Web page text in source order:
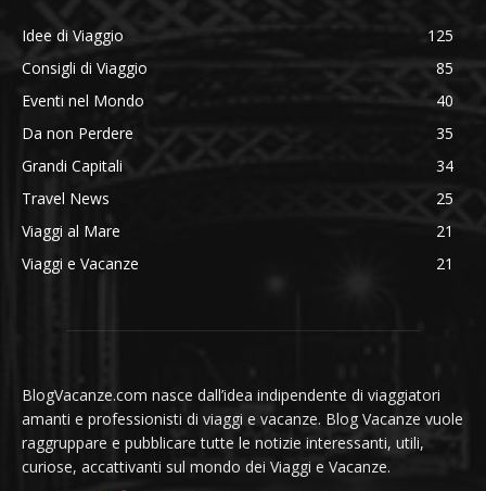
Idee di Viaggio
125
Consigli di Viaggio
85
Eventi nel Mondo
40
Da non Perdere
35
Grandi Capitali
34
Travel News
25
Viaggi al Mare
21
Viaggi e Vacanze
21
BlogVacanze.com nasce dall’idea indipendente di viaggiatori
amanti e professionisti di viaggi e vacanze. Blog Vacanze vuole
raggruppare e pubblicare tutte le notizie interessanti, utili,
curiose, accattivanti sul mondo dei Viaggi e Vacanze.